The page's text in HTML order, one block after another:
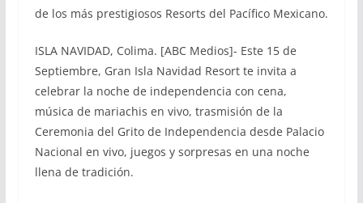
de los más prestigiosos Resorts del Pacífico Mexicano.
ISLA NAVIDAD, Colima. [ABC Medios]- Este 15 de
Septiembre, Gran Isla Navidad Resort te invita a
celebrar la noche de independencia con cena,
música de mariachis en vivo, trasmisión de la
Ceremonia del Grito de Independencia desde Palacio
Nacional en vivo, juegos y sorpresas en una noche
llena de tradición.